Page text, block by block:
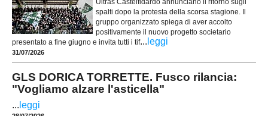
Ultras Castelfidardo annunciano il ritorno sugli
spalti dopo la protesta della scorsa stagione. Il
gruppo organizzato spiega di aver accolto
positivamente il nuovo progetto societario
presentato a fine giugno e invita tutti i tif... leggi
31/07/2026
GLS DORICA TORRETTE. Fusco rilancia:
"Vogliamo alzare l'asticella"
... leggi